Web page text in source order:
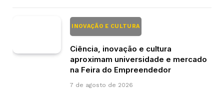
INOVAÇÃO E CULTURA
Ciência, inovação e cultura
aproximam universidade e mercado
na Feira do Empreendedor
7 de agosto de 2026